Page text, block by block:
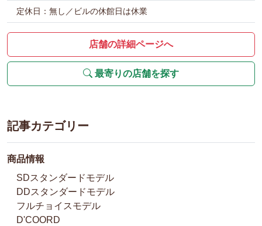
定休日：無し／ビルの休館日は休業
店舗の詳細ページへ
最寄りの店舗を探す
記事カテゴリー
商品情報
SDスタンダードモデル
DDスタンダードモデル
フルチョイスモデル
D'COORD